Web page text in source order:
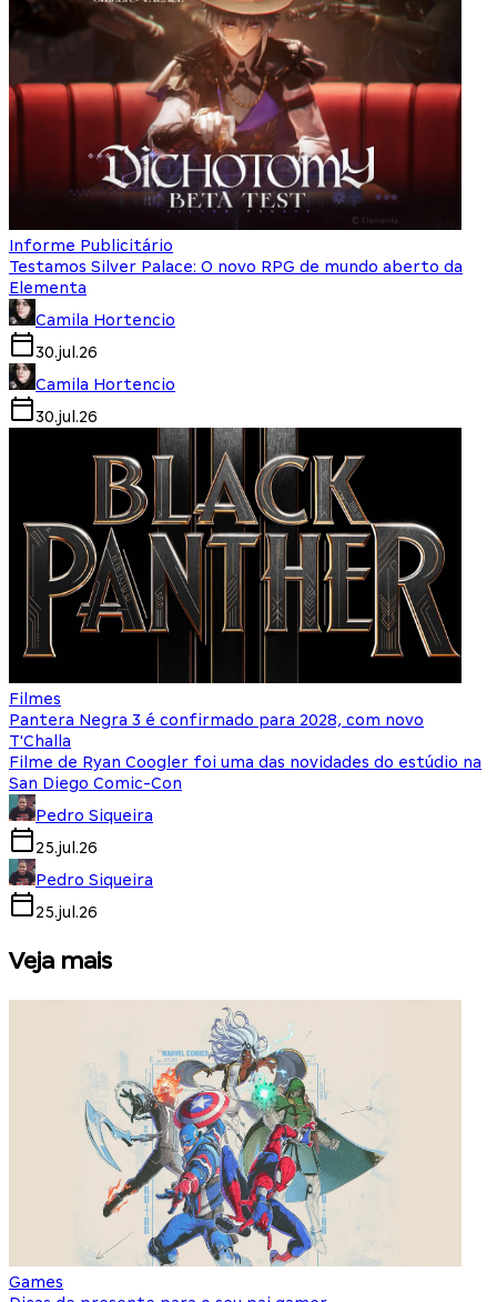
Informe Publicitário
Testamos Silver Palace: O novo RPG de mundo aberto da
Elementa
Camila Hortencio
30.jul.26
Camila Hortencio
30.jul.26
Filmes
Pantera Negra 3 é confirmado para 2028, com novo
T'Challa
Filme de Ryan Coogler foi uma das novidades do estúdio na
San Diego Comic-Con
Pedro Siqueira
25.jul.26
Pedro Siqueira
25.jul.26
Veja mais
Games